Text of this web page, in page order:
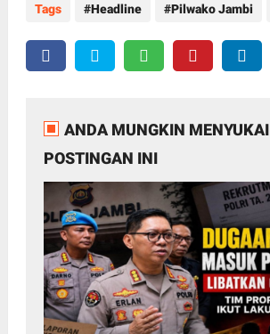
Tags Headline Pilwako Jambi
ANDA MUNGKIN MENYUKAI
POSTINGAN INI